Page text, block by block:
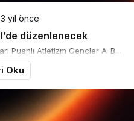
3 yıl önce
düzenlenecek
Puanlı Atletizm Gençler A-B...
Oku